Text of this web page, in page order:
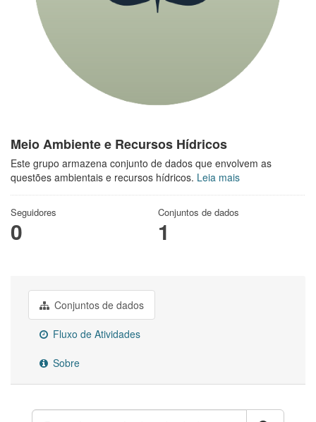
Meio Ambiente e Recursos Hídricos
Este grupo armazena conjunto de dados que envolvem as
questões ambientais e recursos hídricos. Leia mais
Seguidores
0
Conjuntos de dados
1
Conjuntos de dados
Fluxo de Atividades
Sobre